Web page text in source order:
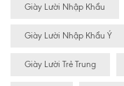
Giày Lười Nhập Khẩu
Giày Lười Nhập Khẩu Ý
Giày Lười Trẻ Trung